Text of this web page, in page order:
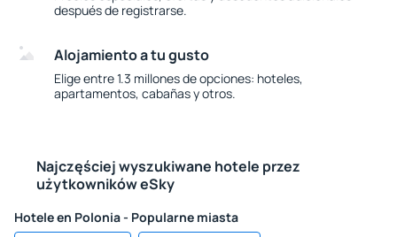
después de registrarse.
Alojamiento a tu gusto
Elige entre 1.3 millones de opciones: hoteles,
apartamentos, cabañas y otros.
Najczęściej wyszukiwane hotele przez
użytkowników eSky
Hotele en Polonia - Popularne miasta